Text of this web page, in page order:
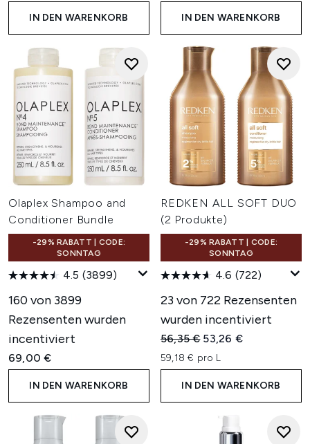
IN DEN WARENKORB IN DEN WARENKORB
Olaplex Shampoo and
Conditioner Bundle
-29% RABATT | CODE:
SONNTAG
4.5 (3899)
160 von 3899
Rezensenten wurden
incentiviert
69,00 €
IN DEN WARENKORB
REDKEN ALL SOFT DUO
(2 Produkte)
-29% RABATT | CODE:
SONNTAG
4.6 (722)
23 von 722 Rezensenten
wurden incentiviert
Unverbindliche
56,35 € Aktueller Preis:
53,26 €
59,18 € pro L
IN DEN WARENKORB